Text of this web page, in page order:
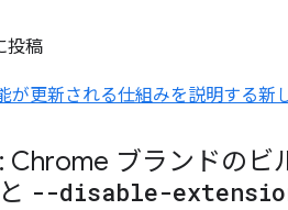
投稿
が更新される仕組みを説明する新
Chrome ブランドのビ
--disable-